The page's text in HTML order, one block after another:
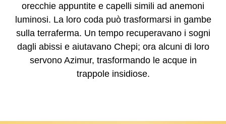
orecchie appuntite e capelli simili ad anemoni
luminosi. La loro coda può trasformarsi in gambe
sulla terraferma. Un tempo recuperavano i sogni
dagli abissi e aiutavano Chepi; ora alcuni di loro
servono Azimur, trasformando le acque in
trappole insidiose.